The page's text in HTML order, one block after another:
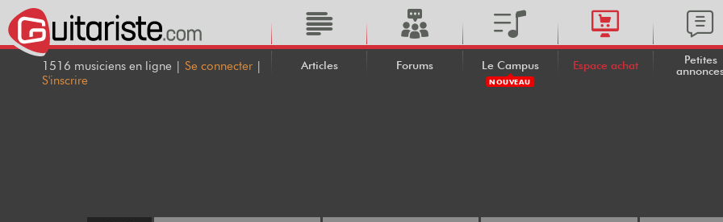
1516 musiciens en ligne | Se connecter |
S'inscrire
Articles Forums Le Campus
NOUVEAU
Espace achat
Petites